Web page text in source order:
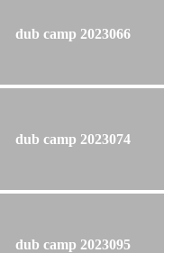
dub camp 2023066
dub camp 2023074
dub camp 2023095